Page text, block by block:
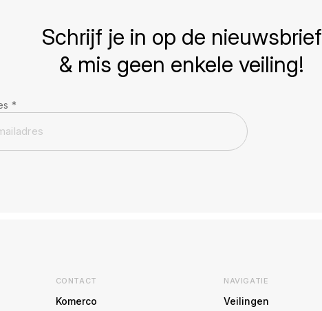
Schrijf je in op de nieuwsbrief
& mis geen enkele veiling!
*
CONTACT
Komerco
NAVIGATIE
Veilingen